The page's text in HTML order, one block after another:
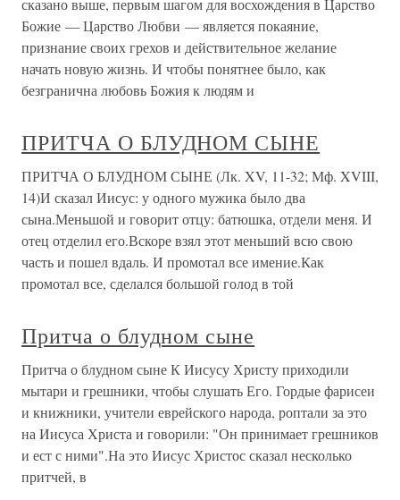
сказано выше, первым шагом для восхождения в Царство
Божие — Царство Любви — является покаяние,
признание своих грехов и действительное желание
начать новую жизнь. И чтобы понятнее было, как
безгранична любовь Божия к людям и
ПРИТЧА О БЛУДНОМ СЫНЕ
ПРИТЧА О БЛУДНОМ СЫНЕ (Лк. XV, 11-32; Мф. XVIII,
14)И сказал Иисус: у одного мужика было два
сына.Меньшой и говорит отцу: батюшка, отдели меня. И
отец отделил его.Вскоре взял этот меньший всю свою
часть и пошел вдаль. И промотал все имение.Как
промотал все, сделался большой голод в той
Притча о блудном сыне
Притча о блудном сыне К Иисусу Христу приходили
мытари и грешники, чтобы слушать Его. Гордые фарисеи
и книжники, учители еврейского народа, роптали за это
на Иисуса Христа и говорили: "Он принимает грешников
и ест с ними".На это Иисус Христос сказал несколько
притчей, в